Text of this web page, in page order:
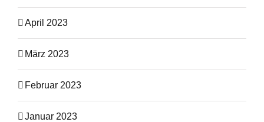
April 2023
März 2023
Februar 2023
Januar 2023